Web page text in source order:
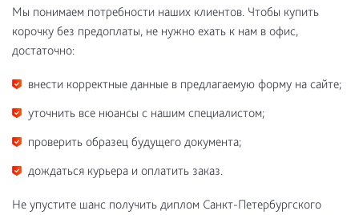
Мы понимаем потребности наших клиентов. Чтобы купить
корочку без предоплаты, не нужно ехать к нам в офис,
достаточно:
внести корректные данные в предлагаемую форму на сайте;
уточнить все нюансы с нашим специалистом;
проверить образец будущего документа;
дождаться курьера и оплатить заказ.
Не упустите шанс получить диплом Санкт-Петербургского